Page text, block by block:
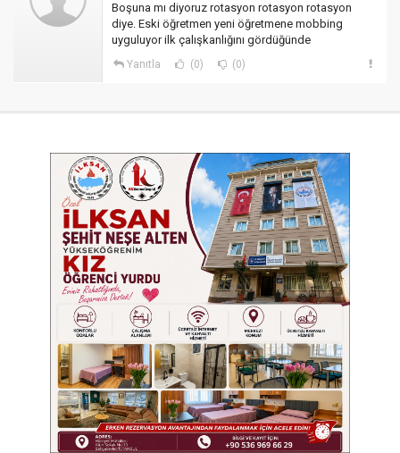
Boşuna mı diyoruz rotasyon rotasyon rotasyon
diye. Eski öğretmen yeni öğretmene mobbing
uyguluyor ilk çalışkanlığını gördüğünde
Yanıtla (0) (0)